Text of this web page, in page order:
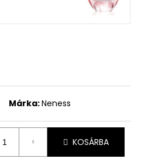
Márka:Neness
KOSÁRBA